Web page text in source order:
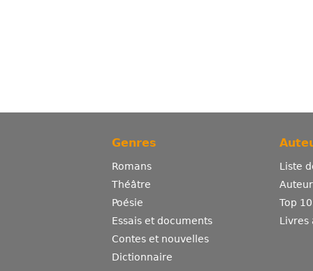
Genres
Romans
Théâtre
Poésie
Essais et documents
Contes et nouvelles
Dictionnaire
Liste
Top
Livres